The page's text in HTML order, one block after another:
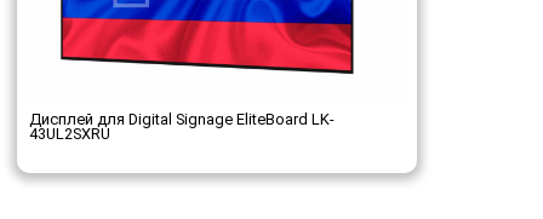
Дисплей для Digital Signage EliteBoard LK-
43UL2SXRU